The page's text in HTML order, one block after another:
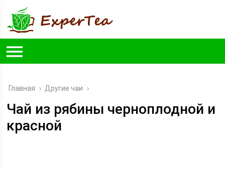
Главная › Другие чаи ›
Чай из рябины черноплодной и
красной